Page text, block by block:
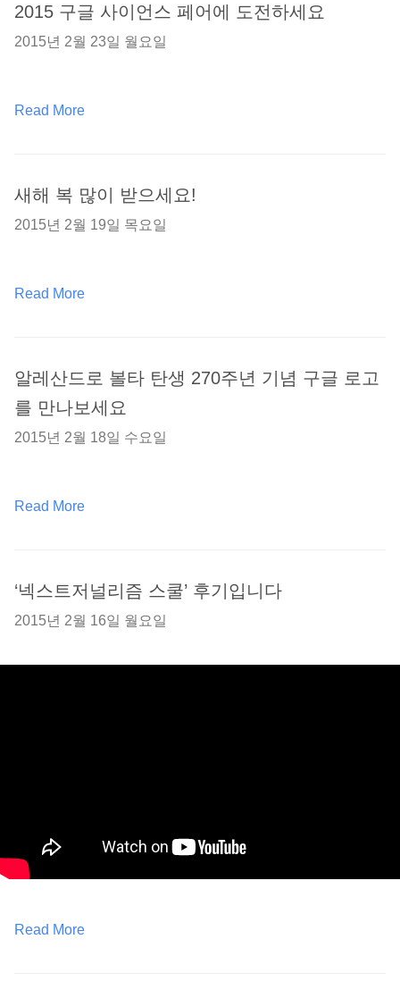
2015 구글 사이언스 페어에 도전하세요
2015년 2월 23일 월요일
Read More
새해 복 많이 받으세요!
2015년 2월 19일 목요일
Read More
알레산드로 볼타 탄생 270주년 기념 구글 로고
를 만나보세요
2015년 2월 18일 수요일
Read More
‘넥스트저널리즘 스쿨’ 후기입니다
2015년 2월 16일 월요일
Read More